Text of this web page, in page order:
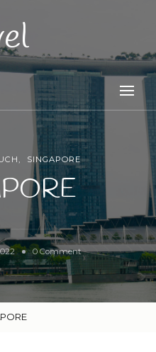
SINGAPORE
0 Commenton
SINGAPORE